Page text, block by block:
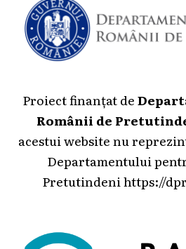
Proiect finanțat de
Românii de
acestui website nu
Departamentului
Pretutindeni https://